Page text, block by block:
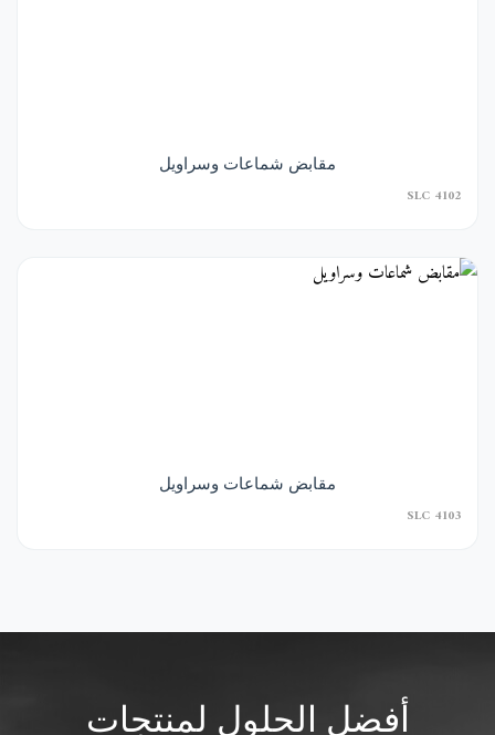
مقابض شماعات وسراويل
SLC 4102
مقابض شماعات وسراويل
SLC 4103
أفضل الحلول لمنتجات